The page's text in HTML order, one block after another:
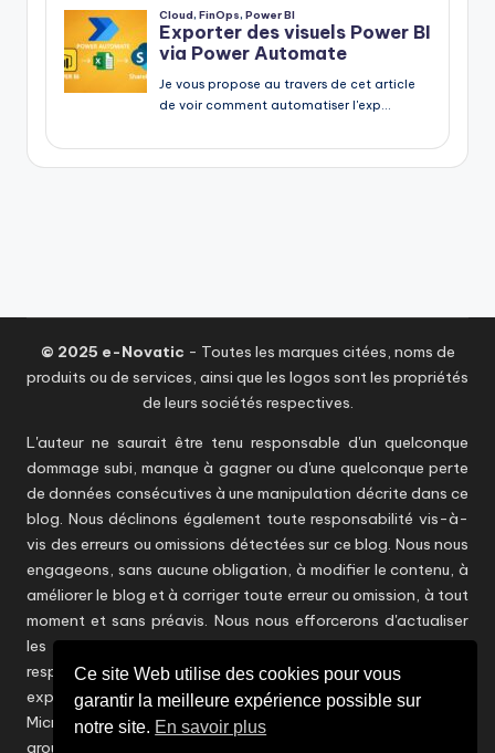
© 2025 e-Novatic - Toutes les marques citées, noms de
produits ou de services, ainsi que les logos sont les propriétés
de leurs sociétés respectives.
L'auteur ne saurait être tenu responsable d'un quelconque
dommage subi, manque à gagner ou d'une quelconque perte
de données consécutives à une manipulation décrite dans ce
blog. Nous déclinons également toute responsabilité vis-à-
vis des erreurs ou omissions détectées sur ce blog. Nous nous
engageons, sans aucune obligation, à modifier le contenu, à
améliorer le blog et à corriger toute erreur ou omission, à tout
moment et sans préavis. Nous nous efforcerons d'actualiser
les informations en temps utile sans toutefois être
responsables d'éventuelles inexactitudes. Les points de vue
exprimés dans ce blog ne reflètent aucunement ceux de
Microsoft et d'autres éditeurs / constructeurs ou encore du
groupe CAPGEMINI et n'engagent que son auteur.
Ce site Web utilise des cookies pour vous
garantir la meilleure expérience possible sur
notre site. En savoir plus